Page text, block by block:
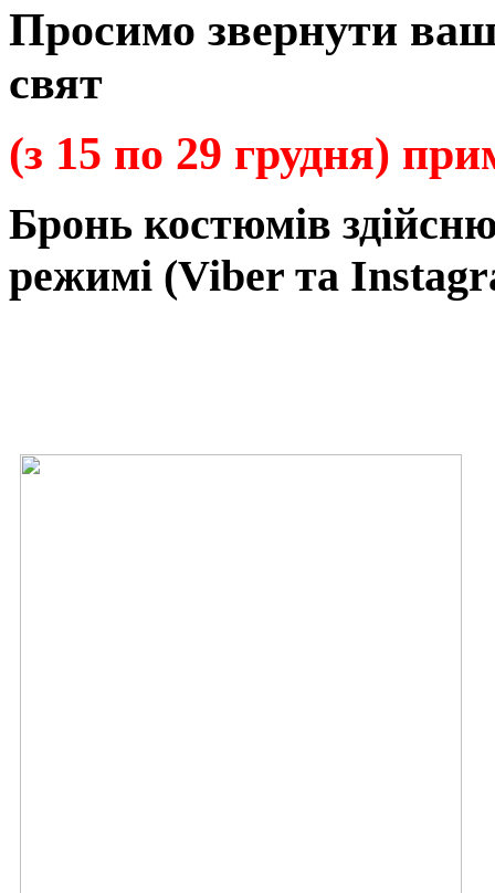
Просимо звернути
свят
(з 15 по 29 грудня)
Бронь костюмів
режимі (Viber та